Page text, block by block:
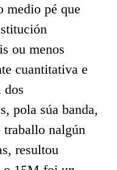
medio pé que
ou menos
cuantitativa e
dos
pola súa banda,
nalgún
resultou